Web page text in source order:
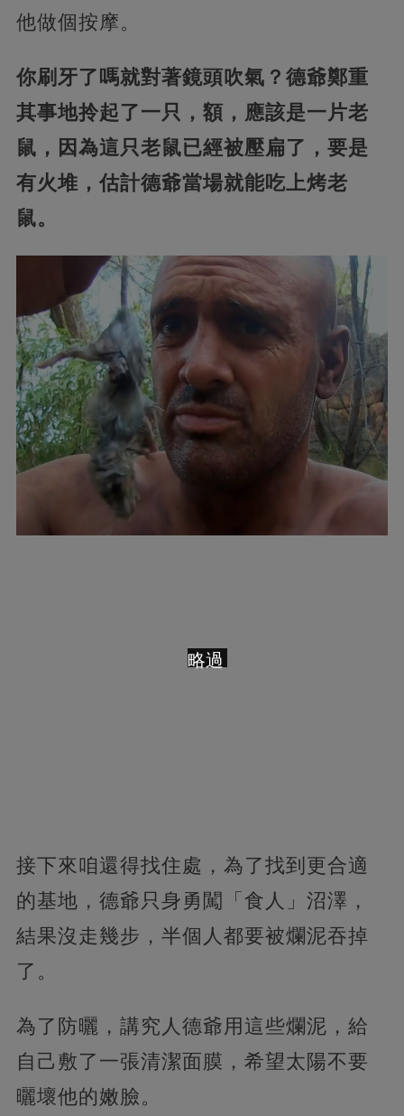
他做個按摩。
你刷牙了嗎就對著鏡頭吹氣？德爺鄭重
其事地拎起了一只，額，應該是一片老
鼠，因為這只老鼠已經被壓扁了，要是
有火堆，估計德爺當場就能吃上烤老
鼠。
接下來咱還得找住處，為了找到更合適
的基地，德爺只身勇闖「食人」沼澤，
結果沒走幾步，半個人都要被爛泥吞掉
了。
為了防曬，講究人德爺用這些爛泥，給
自己敷了一張清潔面膜，希望太陽不要
曬壞他的嫩臉。
略過